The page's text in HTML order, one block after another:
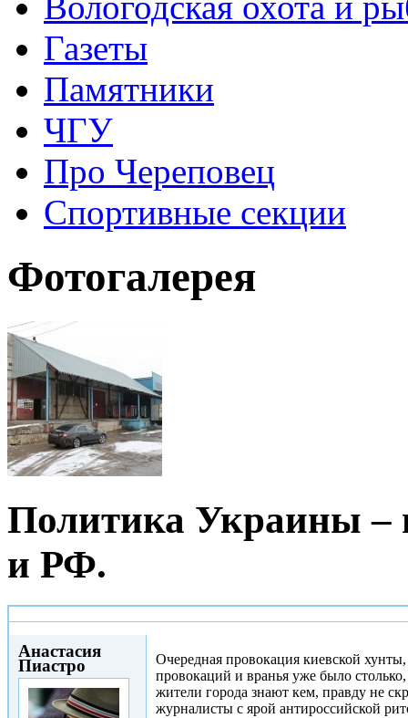
Газеты
Памятники
ЧГУ
Про Череповец
Спортивные секции
Фотогалерея
Политика Украины –
и РФ.
Анастасия
Пиастро
Очередная провокация киевской
провокаций и вранья уже было
жители города знают кем, правду не
журналисты с ярой антироссийской